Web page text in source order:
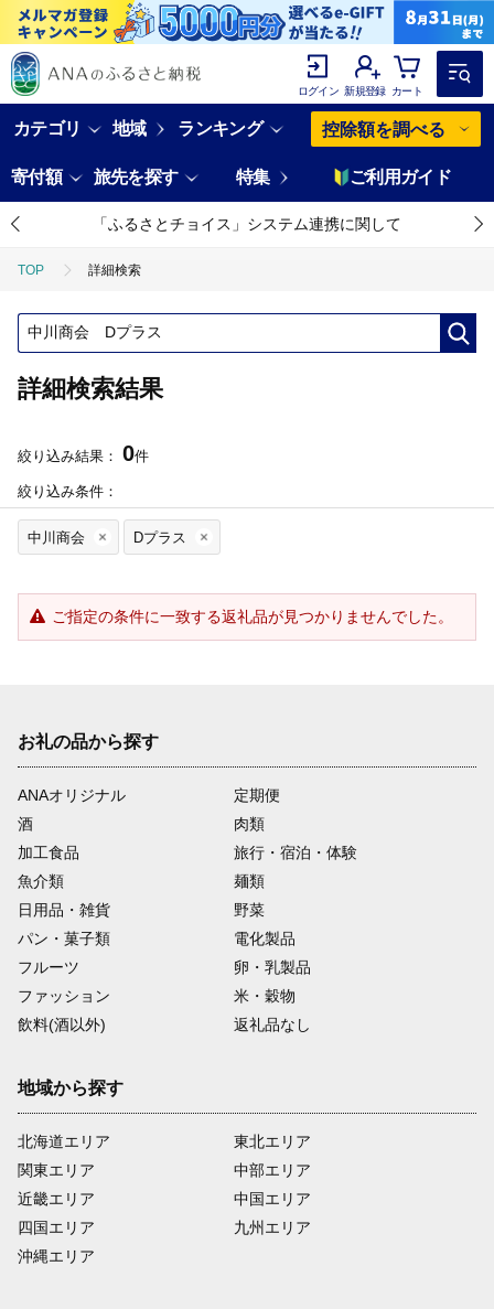
ログイン 新規登録 カート
カテゴリ 地域 ランキング 控除額を調べる
寄付額 旅先を探す 特集 ご利用ガイド
「ふるさとチョイス」システム連携に関して
TOP 詳細検索
詳細検索結果
絞り込み結果： 0件
絞り込み条件：
中川商会 Dプラス
ご指定の条件に一致する返礼品が見つかりませんでした。
お礼の品から探す
ANAオリジナル
定期便
酒
肉類
加工食品
旅行・宿泊・体験
魚介類
麺類
日用品・雑貨
野菜
パン・菓子類
電化製品
フルーツ
卵・乳製品
ファッション
米・穀物
飲料(酒以外)
返礼品なし
地域から探す
北海道エリア
関東エリア
近畿エリア
四国エリア
沖縄エリア
東北エリア
中部エリア
中国エリア
九州エリア